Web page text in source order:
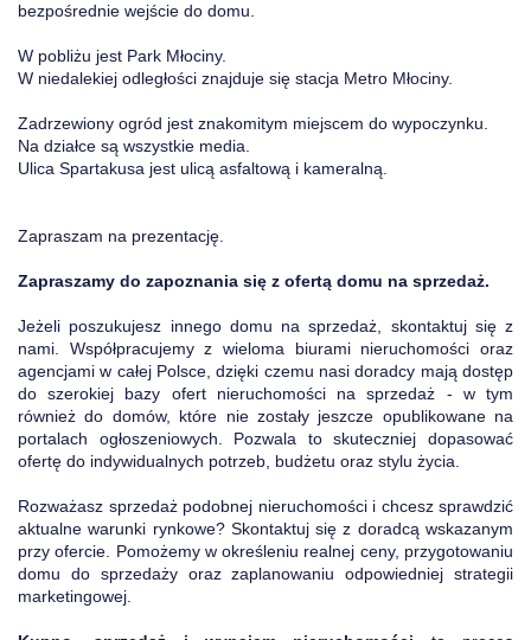
bezpośrednie wejście do domu.
W pobliżu jest Park Młociny.
W niedalekiej odległości znajduje się stacja Metro Młociny.
Zadrzewiony ogród jest znakomitym miejscem do wypoczynku.
Na działce są wszystkie media.
Ulica Spartakusa jest ulicą asfaltową i kameralną.
Zapraszam na prezentację.
Zapraszamy do zapoznania się z ofertą domu na sprzedaż.
Jeżeli poszukujesz innego domu na sprzedaż, skontaktuj się z
nami. Współpracujemy z wieloma biurami nieruchomości oraz
agencjami w całej Polsce, dzięki czemu nasi doradcy mają dostęp
do szerokiej bazy ofert nieruchomości na sprzedaż - w tym
również do domów, które nie zostały jeszcze opublikowane na
portalach ogłoszeniowych. Pozwala to skuteczniej dopasować
ofertę do indywidualnych potrzeb, budżetu oraz stylu życia.
Rozważasz sprzedaż podobnej nieruchomości i chcesz sprawdzić
aktualne warunki rynkowe? Skontaktuj się z doradcą wskazanym
przy ofercie. Pomożemy w określeniu realnej ceny, przygotowaniu
domu do sprzedaży oraz zaplanowaniu odpowiedniej strategii
marketingowej.